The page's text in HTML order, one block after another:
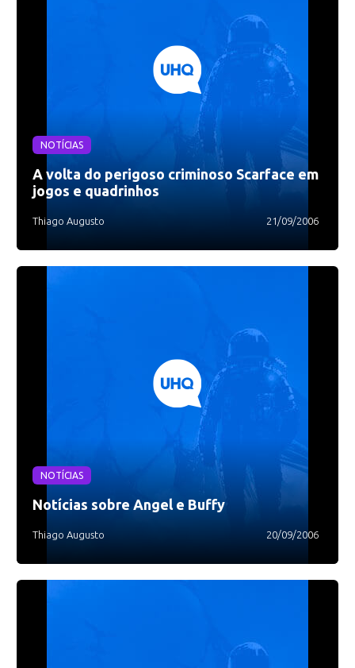
NOTÍCIAS
A volta do perigoso criminoso Scarface em
jogos e quadrinhos
Thiago Augusto 21/09/2006
NOTÍCIAS
Notícias sobre Angel e Buffy
Thiago Augusto 20/09/2006